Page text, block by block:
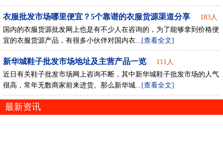
衣服批发市场哪里便宜？5个靠谱的衣服货源渠道分享
183人
国内的衣服货源批发网上也是有不少人在咨询的，为了能够拿到价格便
宜的衣服货源产品，有很多小伙伴对国内衣...
[查看全文]
新华城鞋子批发市场地址及主营产品一览
111人
近日有关鞋子批发市场网上咨询不断，其中新华城鞋子批发市场的人气
很高，常年无数商家前来进货。那么新华城...
[查看全文]
最新资讯